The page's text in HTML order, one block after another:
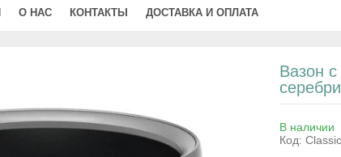
О НАС КОНТАКТЫ ДОСТАВКА И ОПЛАТА
Вазон
В наличии
Код: